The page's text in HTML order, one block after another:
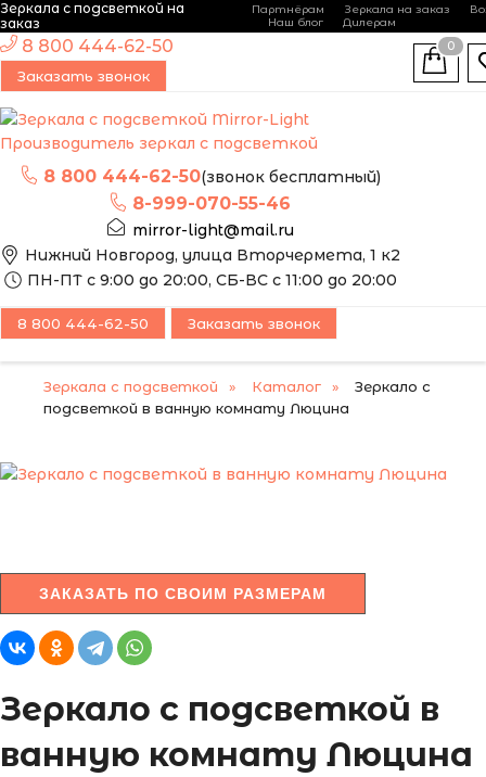
Зеркала с подсветкой на
заказ
Партнёрам Зеркала на заказ
Наш блог
Дилерам
Производитель зеркал с подсветкой
8 800 444-62-50(звонок бесплатный)
8-999-070-55-46
mirror-light@mail.ru
Нижний Новгород, улица Вторчермета, 1 к2
ПН-ПТ с 9:00 до 20:00, СБ-ВС с 11:00 до 20:00
8 800 444-62-50
Заказать звонок
0
8 800 444-62-50 Заказать звонок
Зеркала с подсветкой Каталог
Зеркало с
подсветкой в ванную комнату Люцина
ЭТО ЗЕРКАЛО МЫ
МОЖЕМ ИЗГОТОВИТЬ
ПО ВАШИМ
ЗАКАЗАТЬ ПО СВОИМ РАЗМЕРАМ
Зеркало с подсветкой в
ванную комнату Люцина
-